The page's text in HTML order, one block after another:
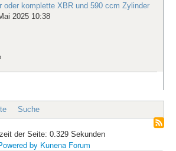
oder komplette XBR und 590 ccm Zylinder
2025 10:38
Suche
der Seite: 0.329 Sekunden
by Kunena Forum